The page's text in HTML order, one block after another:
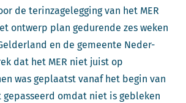
de terinzagelegging van het MER
ontwerp plan gedurende zes weken
en de gemeente Neder-
dat het MER niet juist op
was geplaatst vanaf het begin van
omdat niet is gebleken